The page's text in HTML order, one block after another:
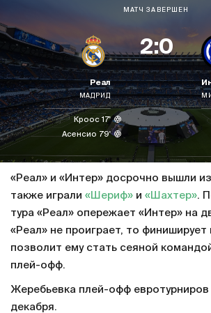
МАТЧ ЗАВЕРШЕН
Реал
МАДРИД
Кроос 17'
Асенсио 79'
2:0
«Реал» и «Интер» досрочно вышли
также играли «Шериф» и «Шахтер».
тура «Реал» опережает «Интер» на
«Реал» не проиграет, то
позволит ему стать сеяной
плей-офф.
Жеребьевка плей-офф евротурниров
декабря.